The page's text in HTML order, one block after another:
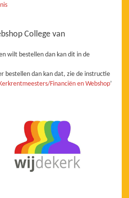
College van
wilt bestellen dan kan dit in de
bestellen dan kan dat, zie de instructie
Financiën en Webshop’